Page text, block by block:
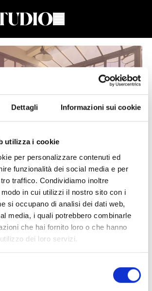
Dettagli Informazioni sui cookie
utilizza i cookie
per personalizzare contenuti ed
funzionalità dei social media e per
traffico. Condividiamo inoltre
in cui utilizzi il nostro sito con i
si occupano di analisi dei dati web,
media, i quali potrebbero combinarle
che hai fornito loro o che hanno
dei loro servizi.
flow in vacanza #24
Giulia